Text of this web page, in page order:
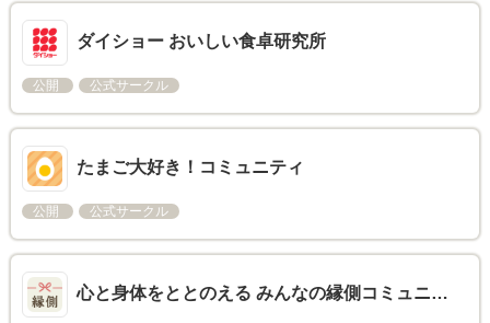
ダイショー おいしい食卓研究所
公開 公式サークル
たまご大好き！コミュニティ
公開 公式サークル
心と身体をととのえる みんなの縁側コミュニ…